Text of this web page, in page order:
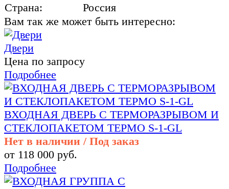
Страна:
Россия
Вам так же может быть интересно:
Двери
Цена по запросу
Подробнее
ВХОДНАЯ ДВЕРЬ С ТЕРМОРАЗРЫВОМ И
СТЕКЛОПАКЕТОМ ТЕРМО S-1-GL
Нет в наличии / Под заказ
от 118 000 руб.
Подробнее